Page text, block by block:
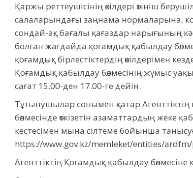
Қаржы реттеушісінің өкілдері өтініш
салаларындағы заңнама нормаларына,
сондай-ақ бағалы қағаздар нарығының
болған жағдайда қоғамдық қабылдау
қоғамдық бірлестіктердің өкілдерімен
Қоғамдық қабылдау бөлмесінің жұмыс
сағат 15.00-ден 17.00-ге дейін.
Тұтынушылар сонымен қатар
бөлмесінде өткізетін азаматтардың
кестесімен мына сілтеме бойынша
https://www.gov.kz/memleket/entities/
Агенттіктің Қоғамдық қабылдау